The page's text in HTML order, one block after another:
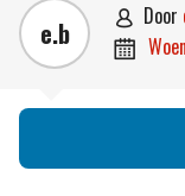
e.b  door
